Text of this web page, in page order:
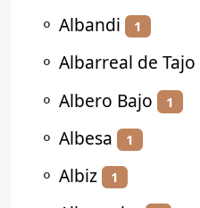
⚬ Albandi 1
⚬ Albarreal de Tajo
⚬ Albero Bajo 1
⚬ Albesa 1
⚬ Albiz 1